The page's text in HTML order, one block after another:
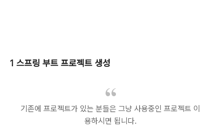
1 스프링 부트 프로젝트 생성
기존에 프로젝트가 있는 분들은 그냥 사용중인 프로젝트 이
용하시면 됩니다.